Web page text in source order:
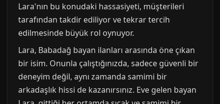
Lara'nın bu konudaki hassasiyeti, müşterileri
tarafından takdir ediliyor ve tekrar tercih
edilmesinde büyük rol oynuyor.
Lara, Babadağ bayan ilanları arasında öne çıkan
bir isim. Onunla çalıştığınızda, sadece güvenli bir
deneyim değil, aynı zamanda samimi bir
arkadaşlık hissi de kazanırsınız. Eve gelen bayan